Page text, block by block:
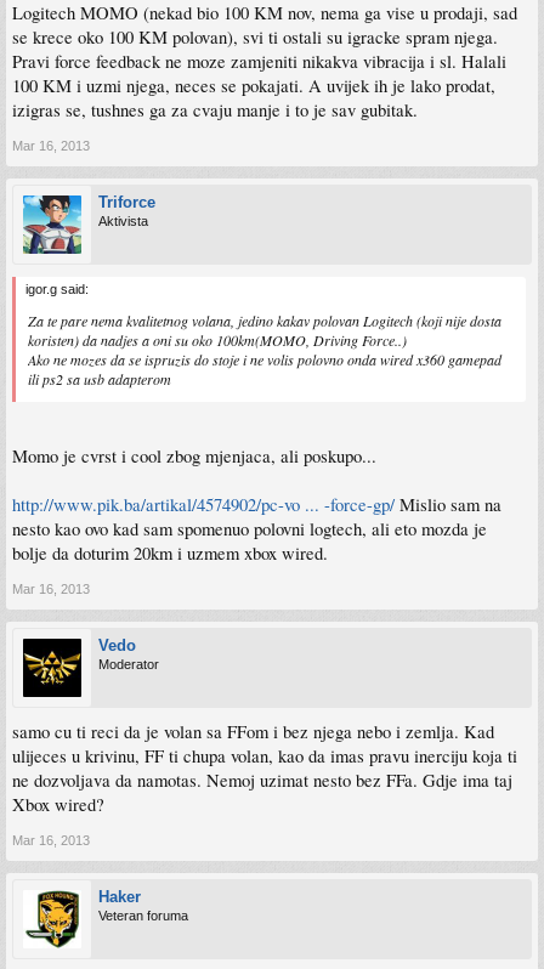
Logitech MOMO (nekad bio 100 KM nov, nema ga vise u prodaji, sad
se krece oko 100 KM polovan), svi ti ostali su igracke spram njega.
Pravi force feedback ne moze zamjeniti nikakva vibracija i sl. Halali
100 KM i uzmi njega, neces se pokajati. A uvijek ih je lako prodat,
izigras se, tushnes ga za cvaju manje i to je sav gubitak.
Mar 16, 2013
Triforce
Aktivista
igor.g said:
Za te pare nema kvalitetnog volana, jedino kakav polovan Logitech (koji nije dosta
koristen) da nadjes a oni su oko 100km(MOMO, Driving Force..)
Ako ne mozes da se ispruzis do stoje i ne volis polovno onda wired x360 gamepad
ili ps2 sa usb adapterom
Momo je cvrst i cool zbog mjenjaca, ali poskupo...
http://www.pik.ba/artikal/4574902/pc-vo ... -force-gp/ Mislio sam na
nesto kao ovo kad sam spomenuo polovni logtech, ali eto mozda je
bolje da doturim 20km i uzmem xbox wired.
Mar 16, 2013
Vedo
Moderator
samo cu ti reci da je volan sa FFom i bez njega nebo i zemlja. Kad
ulijeces u krivinu, FF ti chupa volan, kao da imas pravu inerciju koja ti
ne dozvoljava da namotas. Nemoj uzimat nesto bez FFa. Gdje ima taj
Xbox wired?
Mar 16, 2013
Haker
Veteran foruma